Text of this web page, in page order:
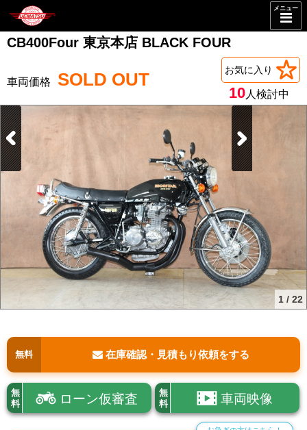
メニュー
CB400Four 東京本店 BLACK FOUR
SOLD OUT お気に入り
10人検討中
1 / 22
無料 在庫確認・見積もり依頼をする
無
料
ローン仮審査
無
料
車両映像